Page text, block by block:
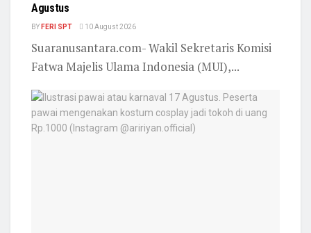
Agustus
BY FERI SPT 10 August 2026
Suaranusantara.com- Wakil Sekretaris Komisi
Fatwa Majelis Ulama Indonesia (MUI),...